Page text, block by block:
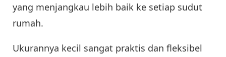
yang menjangkau lebih baik ke setiap sudut
rumah.
Ukurannya kecil sangat praktis dan fleksibel